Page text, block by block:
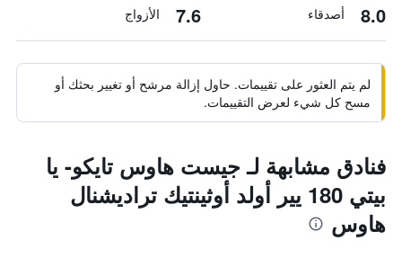
8.0 أصدقاء 7.6 الأزواج
لم يتم العثور على تقييمات. حاول إزالة مرشح أو تغيير بحثك أو
مسح كل شيء لعرض التقييمات.
فنادق مشابهة لـ جيست هاوس تايكو- يا
بيتي 180 يير أولد أوثينتيك تراديشنال
هاوس